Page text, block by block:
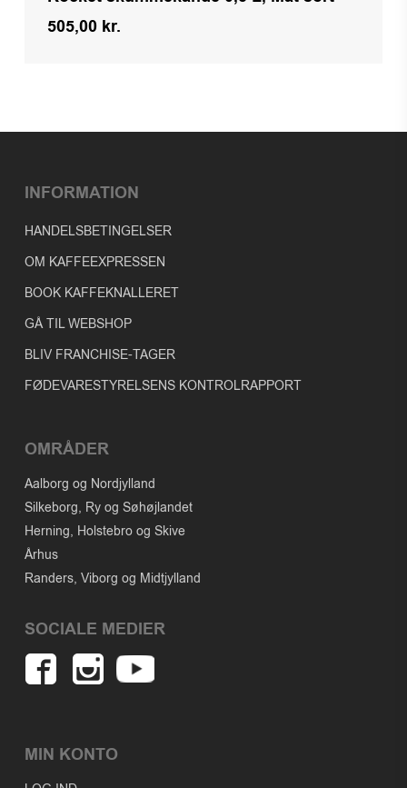
505,00 kr.
INFORMATION
HANDELSBETINGELSER
OM KAFFEEXPRESSEN
BOOK KAFFEKNALLERET
GÅ TIL WEBSHOP
BLIV FRANCHISE-TAGER
FØDEVARESTYRELSENS KONTROLRAPPORT
OMRÅDER
Aalborg og Nordjylland
Silkeborg, Ry og Søhøjlandet
Herning, Holstebro og Skive
Århus
Randers, Viborg og Midtjylland
SOCIALE MEDIER
MIN KONTO